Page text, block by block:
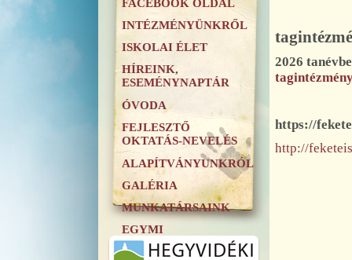
FACEBOOK OLDAL
INTÉZMÉNYÜNKRŐL
ISKOLAI ÉLET
HÍREINK,
ESEMÉNYNAPTÁR
ÓVODA
FEJLESZTŐ
OKTATÁS-NEVELÉS
ALAPÍTVÁNYUNKRÓL
GALÉRIA
MUNKATÁRSAINK
EGYMI
.
2026
https://
http://